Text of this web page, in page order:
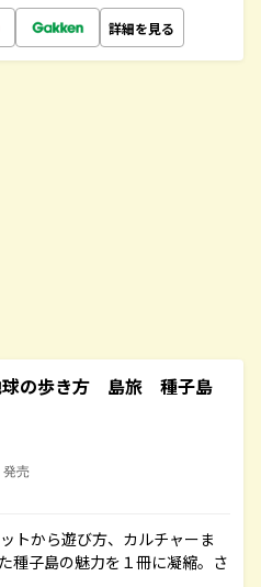
詳細を見る
の歩き方 島旅 種子島
発売
トから遊び方、カルチャーま
種子島の魅力を１冊に凝縮。さ